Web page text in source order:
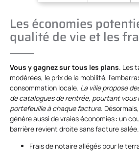
Les économies
qualité de vie et les
Vous y gagnez sur tous les plans. Les
modérées, le prix de la mobilité,
consommation locale. La ville propose
de catalogues de rentrée, pourtant vous
portefeuille à chaque facture.
génère aussi de vraies économies : un
barrière revient droite sans facture salée.
Frais de notaire allégés pour le